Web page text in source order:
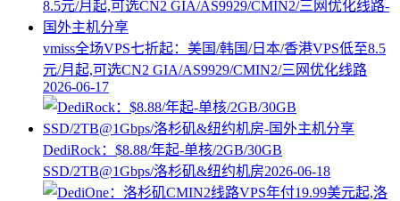
vmiss全场VPS七折起：美国/韩国/日本/香港VPS低至8.5
元/月起,可选CN2 GIA/AS9929/CMIN2/三网优化线路
2026-06-17
DediRock：$8.88/年起-单核/2GB/30GB
SSD/2TB@1Gbps/洛杉矶&纽约机房2026-06-18